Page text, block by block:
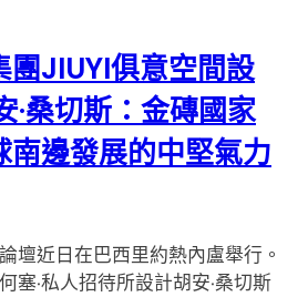
團JIUYI俱意空間設
·桑切斯：金磚國家
南邊發展的中堅氣力
壇近日在巴西里約熱內盧舉行。
塞·私人招待所設計胡安·桑切斯